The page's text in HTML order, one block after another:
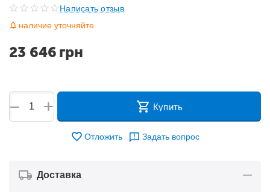
Написать отзыв
наличие уточняйте
23 646 грн
+
− Купить
Отложить Задать вопрос
Доставка